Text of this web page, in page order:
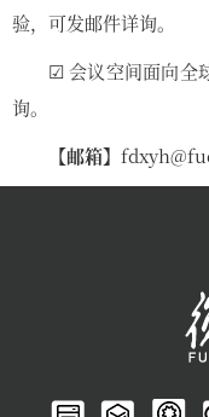
验，可发邮件详询。
☑ 会议空间面向全
询。
【邮箱】